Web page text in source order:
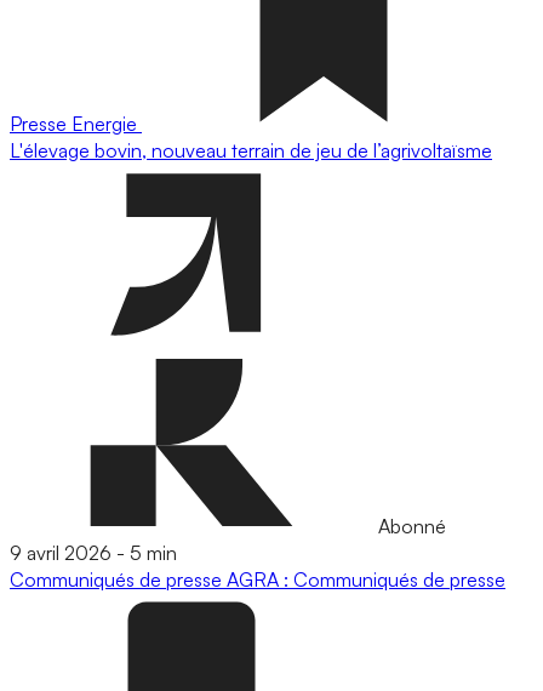
Presse Energie
L'élevage bovin, nouveau terrain de jeu de l’agrivoltaïsme
Abonné
9 avril 2026 - 5 min
Communiqués de presse AGRA : Communiqués de presse